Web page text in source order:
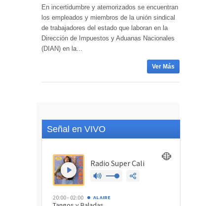
En incertidumbre y atemorizados se encuentran
los empleados y miembros de la unión sindical
de trabajadores del estado que laboran en la
Dirección de Impuestos y Aduanas Nacionales
(DIAN) en la...
Ver Más
Señal en VIVO